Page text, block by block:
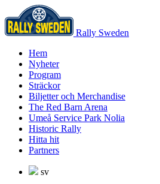
Rally Sweden
Hem
Nyheter
Program
Sträckor
Biljetter och Merchandise
The Red Barn Arena
Umeå Service Park Nolia
Historic Rally
Hitta hit
Partners
sv